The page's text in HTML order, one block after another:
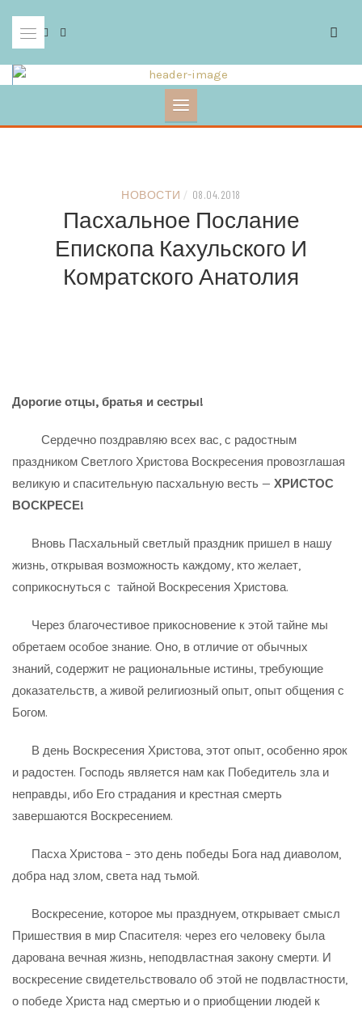
content
НОВОСТИ / 08.04.2018
Пасхальное Послание
Епископа Кахульского И
Комратского Анатолия
Дорогие отцы, братья и сестры!
Сердечно поздравляю всех вас, с радостным
праздником Светлого Христова Воскресения провозглашая
великую и спасительную пасхальную весть — ХРИСТОС
ВОСКРЕСЕ!
Вновь Пасхальный светлый праздник пришел в нашу
жизнь, открывая возможность каждому, кто желает,
соприкоснуться с тайной Воскресения Христова.
Через благочестивое прикосновение к этой тайне мы
обретаем особое знание. Оно, в отличие от обычных
знаний, содержит не рациональные истины, требующие
доказательств, а живой религиозный опыт, опыт общения с
Богом.
В день Воскресения Христова, этот опыт, особенно ярок
и радостен. Господь является нам как Победитель зла и
неправды, ибо Его страдания и крестная смерть
завершаются Воскресением.
Пасха Христова – это день победы Бога над диаволом,
добра над злом, света над тьмой.
Воскресение, которое мы празднуем, открывает смысл
Пришествия в мир Спасителя: через его человеку была
дарована вечная жизнь, неподвластная закону смерти. И
воскресение свидетельствовало об этой не подвластности,
о победе Христа над смертью и о приобщении людей к